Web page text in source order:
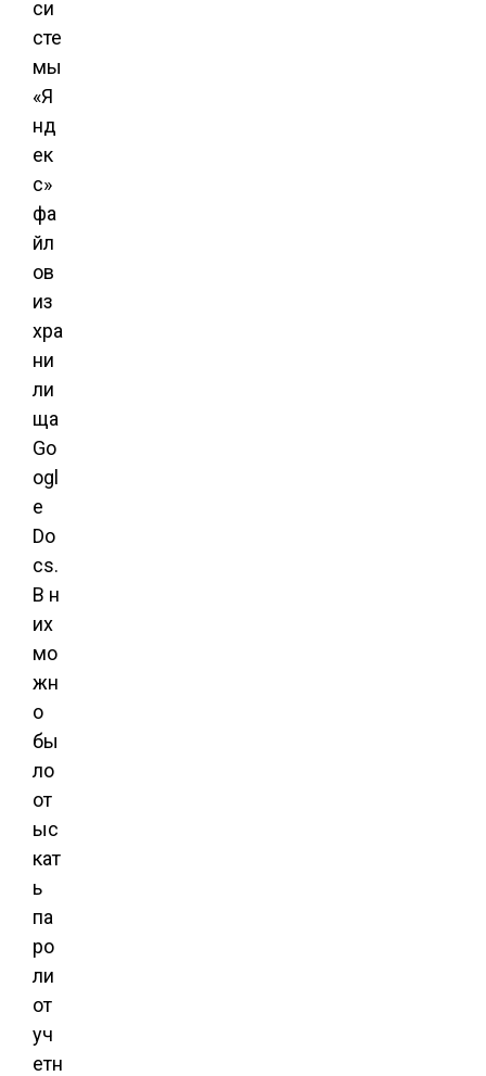
си
сте
мы
«Я
нд
ек
с»
фа
йл
ов
из
хра
ни
ли
ща
Go
ogl
e
Do
cs.
В н
их
мо
жн
о
бы
ло
от
ыс
кат
ь
па
ро
ли
от
уч
етн